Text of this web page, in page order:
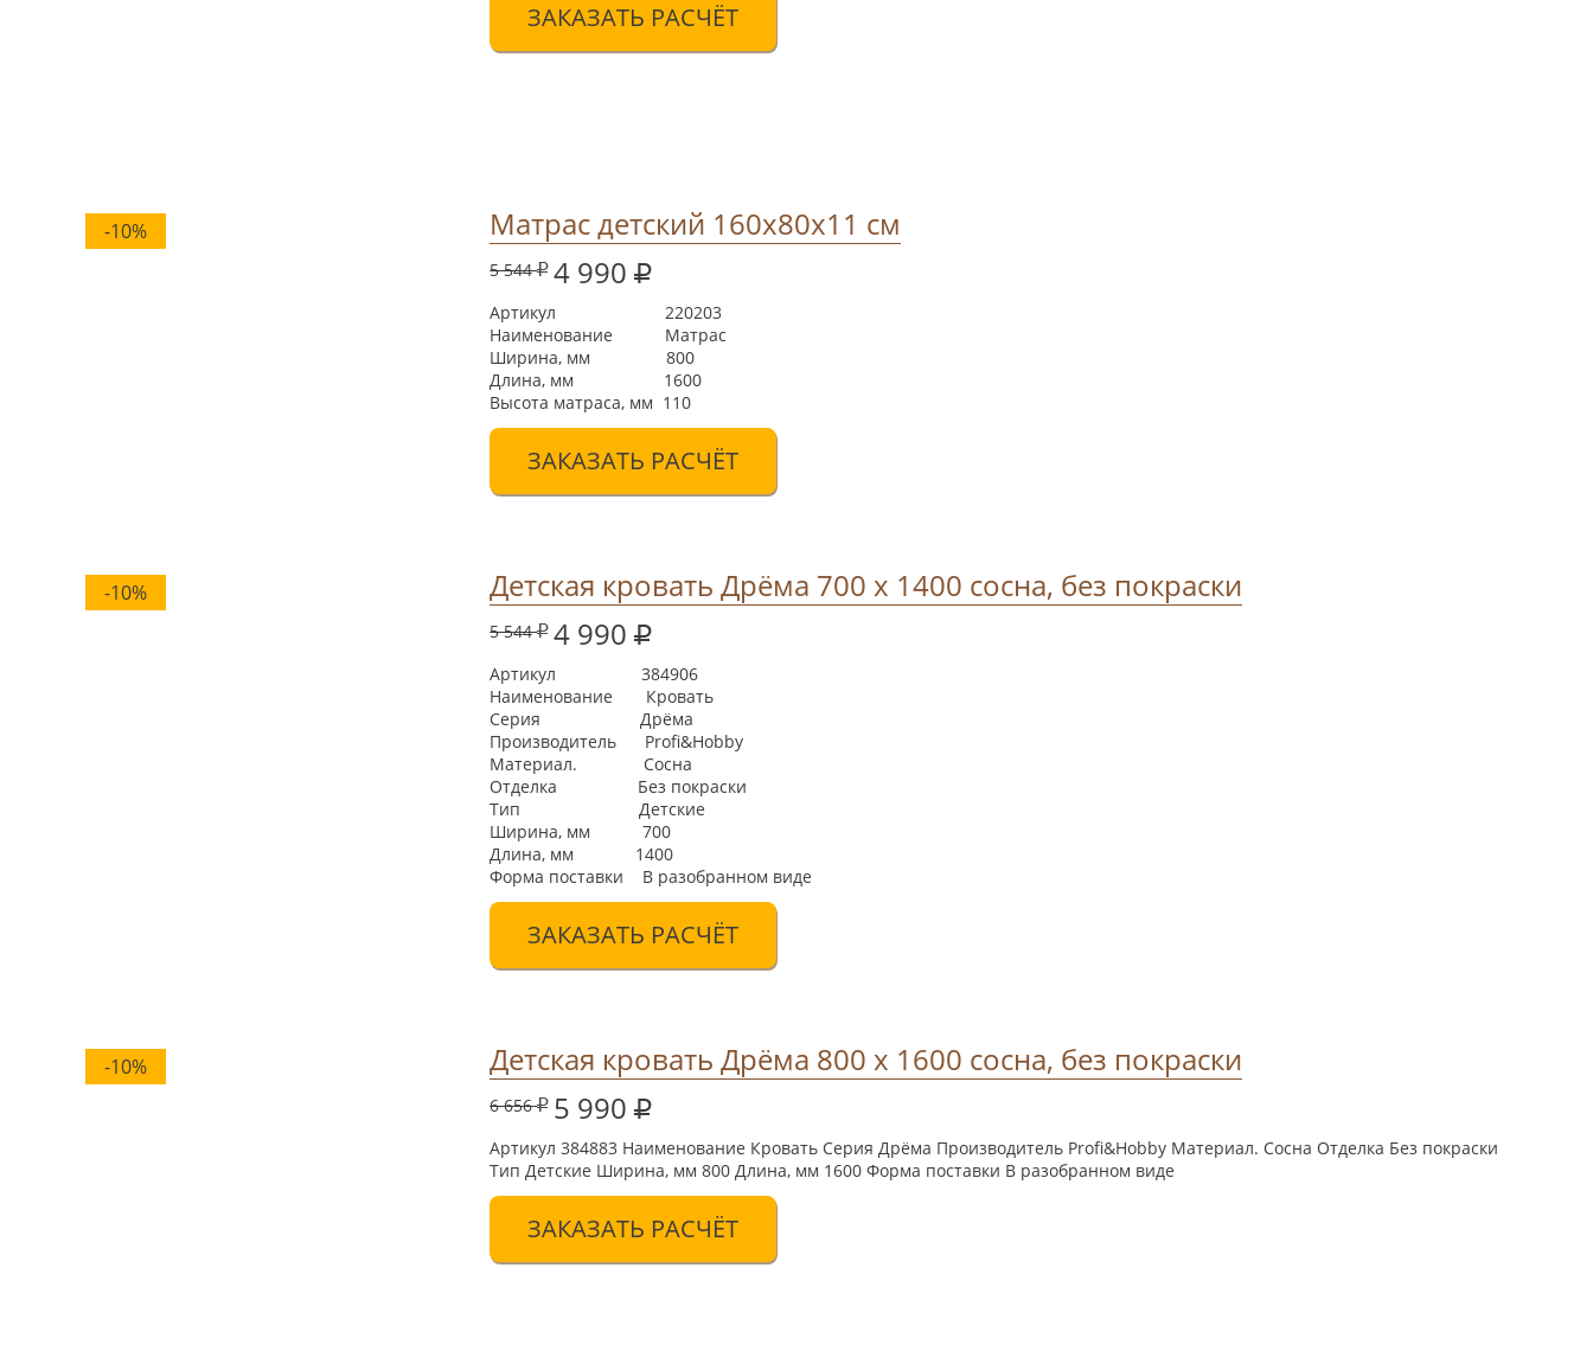
ЗАКАЗАТЬ РАСЧЁТ
-10% Матрас детский 160х80х11 см
5 544 4 990
Артикул 220203
Наименование Матрас
Ширина, мм 800
Длина, мм 1600
Высота матраса, мм 110
ЗАКАЗАТЬ РАСЧЁТ
-10% Детская кровать Дрёма 700 х 1400 сосна, без покраски
5 544 4 990
Артикул 384906
Наименование Кровать
Серия Дрёма
Производитель Profi&Hobby
Материал. Сосна
Отделка Без покраски
Тип Детские
Ширина, мм 700
Длина, мм 1400
Форма поставки В разобранном виде
ЗАКАЗАТЬ РАСЧЁТ
-10% Детская кровать Дрёма 800 х 1600 сосна, без покраски
6 656 5 990
Артикул 384883 Наименование Кровать Серия Дрёма Производитель Profi&Hobby Материал. Сосна Отделка Без покраски
Тип Детские Ширина, мм 800 Длина, мм 1600 Форма поставки В разобранном виде
ЗАКАЗАТЬ РАСЧЁТ